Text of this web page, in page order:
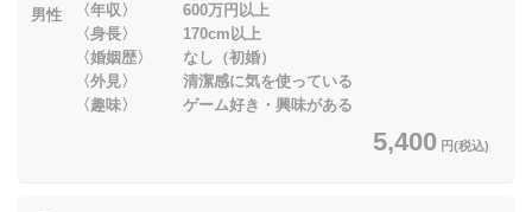
男性
〈年収〉 600万円以上
〈身長〉 170cm以上
〈婚姻歴〉 なし（初婚）
〈外見〉 清潔感に気を使っている
〈趣味〉 ゲーム好き・興味がある
5,400 円(税込)